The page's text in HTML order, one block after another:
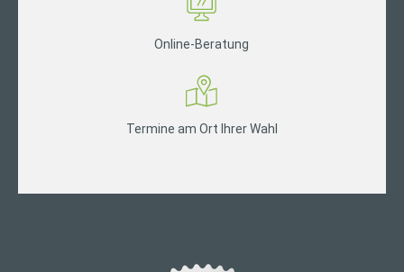
Online-Beratung
Termine am Ort Ihrer Wahl